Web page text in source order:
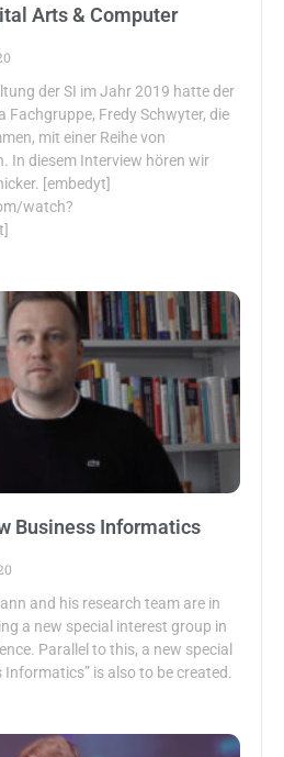
Arts & Computer
der SI im Jahr 2019 hatte der
Fachgruppe, Fredy Schwyter, die
mit einer Reihe von
In diesem Interview hören wir
[embedyt]
watch?
Business Informatics
and his research team are in
a new special interest group in
Parallel to this, a new special
is also to be created.